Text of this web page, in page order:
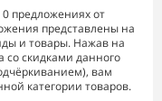
0 предложениях от
представлены на
и товары. Нажав на
со скидками данного
вам
категории товаров.